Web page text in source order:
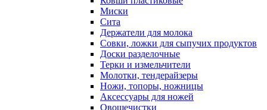
Миски
Сита
Держатели для молока
Совки, ложки для сыпучих продуктов
Доски разделочные
Терки и измельчители
Молотки, тендерайзеры
Ножи, топоры, ножницы
Аксессуары для ножей
Овощечистки